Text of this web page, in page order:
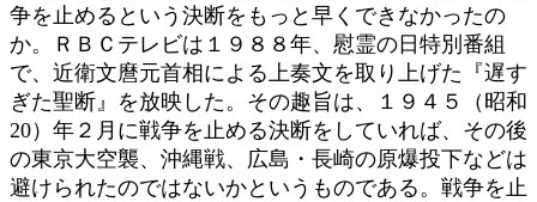
争を止めるという決断をもっと早くできなかったの
か。ＲＢＣテレビは１９８８年、慰霊の日特別番組
で、近衛文麿元首相による上奏文を取り上げた『遅す
ぎた聖断』を放映した。その趣旨は、１９４５（昭和
20）年２月に戦争を止める決断をしていれば、その後
の東京大空襲、沖縄戦、広島・長崎の原爆投下などは
避けられたのではないかというものである。戦争を止